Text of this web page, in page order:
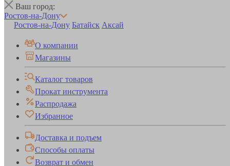
Ваш город:
Ростов-на-Дону
Ростов-на-Дону Батайск Аксай
О компании
Магазины
Каталог товаров
Прокат инструмента
Распродажа
Избранное
Доставка и подъем
Способы оплаты
Возврат и обмен